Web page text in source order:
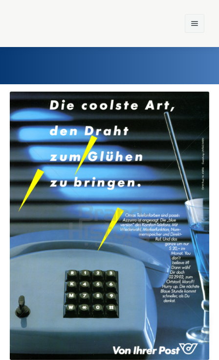
Home
Einst und Heute
Marken
Konzerne
Epoche